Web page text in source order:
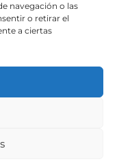
navegación o las
o retirar el
a ciertas
de venta